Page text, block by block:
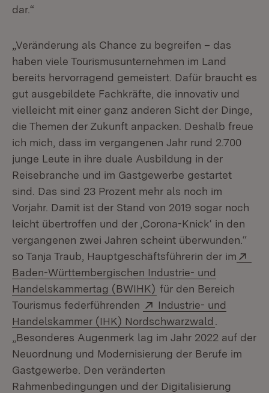
dar.“
„Veränderung als Chance zu begreifen – das
haben viele Tourismusunternehmen im Land
bereits hervorragend gemeistert. Dafür braucht es
gut ausgebildete Fachkräfte, die innovativ und
vielleicht mit einer ganz anderen Sicht der Dinge,
die Themen der Zukunft anpacken. Deshalb freue
ich mich, dass im vergangenen Jahr rund 2.700
junge Leute in ihre duale Ausbildung in der
Reisebranche und im Gastgewerbe gestartet
sind. Das sind 23 Prozent mehr als noch im
Vorjahr. Damit ist der Stand von 2019 sogar noch
leicht übertroffen und der ‚Corona-Knick‘ in den
vergangenen zwei Jahren scheint überwunden.“
so Tanja Traub, Hauptgeschäftsführerin der im
Baden-Württembergischen Industrie- und
Handelskammertag (BWIHK) (Öffnet in neuem
für den Bereich
Tourismus federführenden
Extern:
Industrie- und
Handelskammer (IHK) Nordschwarzwald
„Besonderes Augenmerk lag im Jahr 2022 auf der
Neuordnung und Modernisierung der Berufe im
Gastgewerbe. Den veränderten
Rahmenbedingungen und der Digitalisierung